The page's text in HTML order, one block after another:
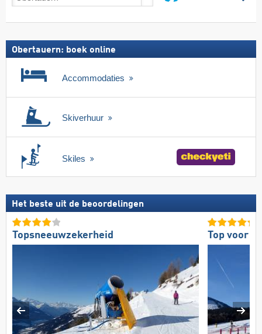
incl.
Obertauern: boek online
Accommodaties
Skiverhuur
Skiles
Het beste uit de beoordelingen
Topsneeuwzekerheid Top voor